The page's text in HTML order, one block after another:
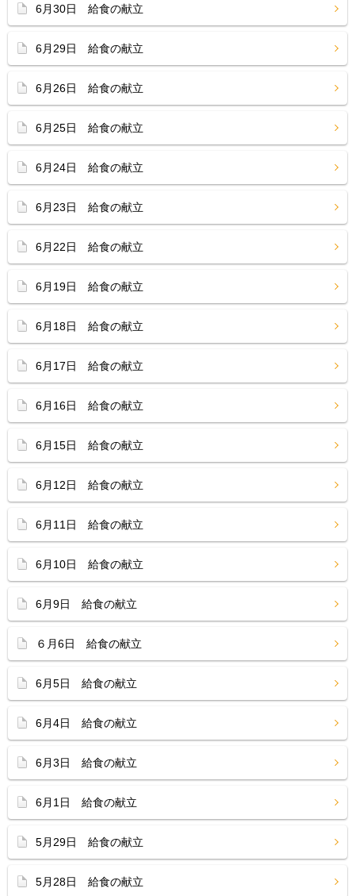
6月30日 給食の献立
6月29日 給食の献立
6月26日 給食の献立
6月25日 給食の献立
6月24日 給食の献立
6月23日 給食の献立
6月22日 給食の献立
6月19日 給食の献立
6月18日 給食の献立
6月17日 給食の献立
6月16日 給食の献立
6月15日 給食の献立
6月12日 給食の献立
6月11日 給食の献立
6月10日 給食の献立
6月9日 給食の献立
６月6日 給食の献立
6月5日 給食の献立
6月4日 給食の献立
6月3日 給食の献立
6月1日 給食の献立
5月29日 給食の献立
5月28日 給食の献立